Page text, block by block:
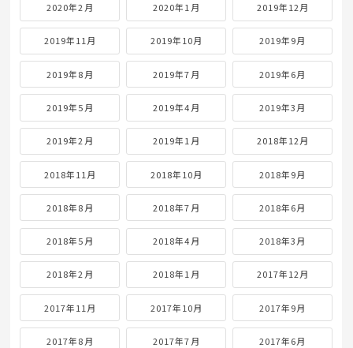
2020年2月 2020年1月 2019年12月
2019年11月 2019年10月 2019年9月
2019年8月 2019年7月 2019年6月
2019年5月 2019年4月 2019年3月
2019年2月 2019年1月 2018年12月
2018年11月 2018年10月 2018年9月
2018年8月 2018年7月 2018年6月
2018年5月 2018年4月 2018年3月
2018年2月 2018年1月 2017年12月
2017年11月 2017年10月 2017年9月
2017年8月 2017年7月 2017年6月